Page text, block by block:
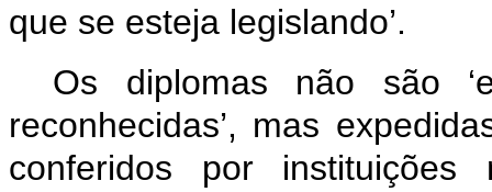
que se esteja legislando’.
Os diplomas não são
reconhecidas’, mas
conferidos por instituições